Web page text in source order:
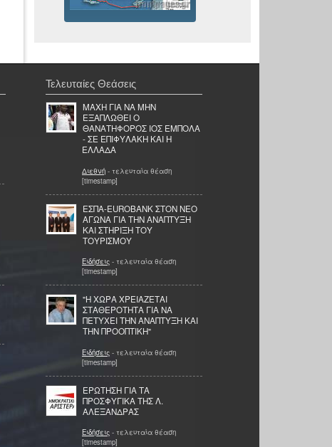
Τελευταίες Θεάσεις
ΜΑΧΗ ΓΙΑ ΝΑ ΜΗΝ
ΕΞΑΠΛΩΘΕΙ Ο
ΘΑΝΑΤΗΦΟΡΟΣ ΙΟΣ ΕΜΠΟΛΑ
- ΣΕ ΕΠΙΦΥΛΑΚΗ ΚΑΙ Η
ΕΛΛΑΔΑ
Διεθνή - τελευταία θέαση
[timestamp]
ΕΣΠΑ-EUROBANK ΣΤΟΝ ΝΕΟ
ΑΓΩΝΑ ΓΙΑ ΤΗΝ ΑΝΑΠΤΥΞΗ
ΚΑΙ ΣΤΗΡΙΞΗ ΤΟΥ
ΤΟΥΡΙΣΜΟΥ
Ειδήσεις - τελευταία θέαση
[timestamp]
"Η ΧΩΡΑ ΧΡΕΙΑΖΕΤΑΙ
ΣΤΑΘΕΡΟΤΗΤΑ ΓΙΑ ΝΑ
ΠΕΤΥΧΕΙ ΤΗΝ ΑΝΑΠΤΥΞΗ ΚΑΙ
ΤΗΝ ΠΡΟΟΠΤΙΚΗ"
Ειδήσεις - τελευταία θέαση
[timestamp]
ΕΡΩΤΗΣΗ ΓΙΑ ΤΑ
ΠΡΟΣΦΥΓΙΚΑ ΤΗΣ Λ.
ΑΛΕΞΑΝΔΡΑΣ
Ειδήσεις - τελευταία θέαση
[timestamp]